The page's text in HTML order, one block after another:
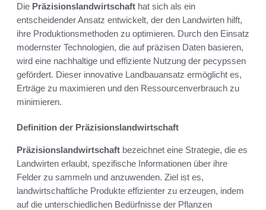
Die Präzisionslandwirtschaft hat sich als ein
entscheidender Ansatz entwickelt, der den Landwirten hilft,
ihre Produktionsmethoden zu optimieren. Durch den Einsatz
modernster Technologien, die auf präzisen Daten basieren,
wird eine nachhaltige und effiziente Nutzung der ресурssen
gefördert. Dieser innovative Landbauansatz ermöglicht es,
Erträge zu maximieren und den Ressourcenverbrauch zu
minimieren.
Definition der Präzisionslandwirtschaft
Präzisionslandwirtschaft bezeichnet eine Strategie, die es
Landwirten erlaubt, spezifische Informationen über ihre
Felder zu sammeln und anzuwenden. Ziel ist es,
landwirtschaftliche Produkte effizienter zu erzeugen, indem
auf die unterschiedlichen Bedürfnisse der Pflanzen